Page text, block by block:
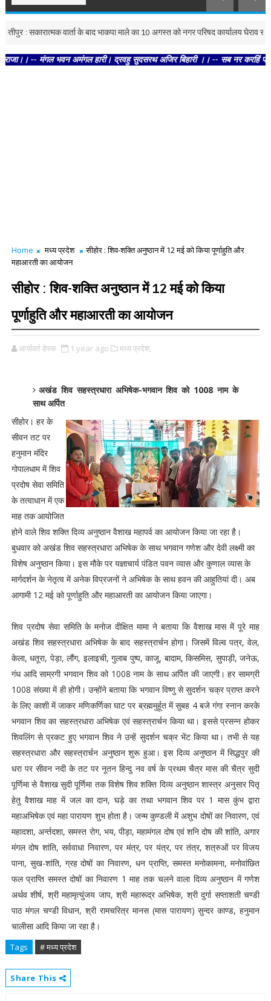
: सकारात्मक वार्ता के बाद भाकपा माले का 10 अगस्त को नगर परिषद कार्यालय घेराव स्थगित
-- मंगल भवन अमंगल हारी। द्रवहु सुदसरथ अजिर बिहारी ।। -- सब नर करहिं परस्पर
Home मध्य प्रदेश
सीहोर : शिव-शक्ति अनुष्ठान में 12 मई को किया पूर्णाहुति और
महाआरती का आयोजन
सीहोर : शिव-शक्ति अनुष्ठान में 12 मई को किया
पूर्णाहुति और महाआरती का आयोजन
आर्यावर्त डेस्क 1 year ago मध्य प्रदेश,
अखंड शिव सहस्त्रधारा अभिषेक-भगवान शिव को 1008 नाम के
साथ अर्पित
सीहोर। हर के
सीवन तट पर
हनुमान मंदिर
गोपालधाम में शिव
प्रदोष सेवा समिति
के तत्वाधान में एक
माह तक आयोजित
होने वाले शिव शक्ति दिव्य अनुष्ठान वैशाख महापर्व का आयोजन किया जा रहा है।
बुधवार को अखंड शिव सहस्त्रधारा अभिषेक के साथ भगवान गणेश और देवी लक्ष्मी का
विशेष अनुष्ठान किया। इस मौके पर यज्ञाचार्य पंडित पवन व्यास और कुणाल व्यास के
मार्गदर्शन के नेतृत्व में अनेक विप्रजनों ने अभिषेक के साथ हवन की आहुतियां दी। अब
आगामी 12 मई को पूर्णाहुति और महाआरती का आयोजन किया जाएगा।
शिव प्रदोष सेवा समिति के मनोज दीक्षित मामा ने बताया कि वैशाख मास में पूरे माह
अखंड शिव सहस्त्रधारा अभिषेक के बाद सहस्त्रार्चन होगा। जिसमें विल्व पत्र, वेल,
केला, धतूरा, पेड़ा, लौंग, इलाइची, गुलाब पुष्प, काजू, बादाम, किसमिस, सुपाड़ी, जनेऊ,
गंध आदि साम्रगी भगवान शिव को 1008 नाम के साथ अर्पित की जाएगी। हर सामग्री
1008 संख्या में ही होगी। उन्होंने बताया कि भगवान विष्णु से सुदर्शन चक्र प्राप्त करने
के लिए काशी में जाकर मणिकर्णिका घाट पर ब्रह्ममुर्हूत में सुबह 4 बजे गंगा स्नान करके
भगवान शिव का सहस्त्रधारा अभिषेक एवं सहस्त्रार्चन किया था। इससे प्रसन्न होकर
शिवलिंग से प्रकट हुए भगवान शिव ने उन्हें सुदर्शन चक्र भेंट किया था। तभी से यह
सहस्त्रधारा और सहस्त्रार्चन अनुष्ठान शुरू हुआ। इस दिव्य अनुष्ठान में सिद्धपुर की
धरा पर सीवन नदी के तट पर नूतन हिन्दु नव वर्ष के प्रथम चैत्र मास की चैत्र सुदी
पूर्णिमा से वैशाख सुदी पूर्णिमा तक विशेष शिव शक्ति दिव्य अनुष्ठान शास्त्र अनुसार पितृ
हेतु वैशाख माह में जल का दान, घड़े का तथा भगवान शिव पर 1 मास कुंभ द्वारा
महाअभिषेक एवं महा पारायण शुभ होता है। जन्म कुण्डली में अशुभ दोषों का निवारण, एवं
महादशा, अर्न्तदशा, समस्त रोग, भय, पीड़ा, महामंगल दोष एवं शनि दोष की शांति, अगार
मंगल दोष शांति, सर्ववाधा निवारण, पर मंत्र, पर यंत्र, पर तंत्र, शत्रुओं पर विजय
पाना, सुख-शांति, ग्रह दोषों का निवारण, धन प्राप्ति, समस्त मनोकामना, मनोवांछित
फल प्राप्ति समस्त दोषों का निवारण 1 माह तक चलने वाला दिव्य अनुष्ठान में गणेश
अर्थव शीर्ष, श्री महामृत्युंजय जाप, श्री महारूद्र अभिषेक, श्री दुर्गा सप्ताशती चण्डी
पाठ मंगल चण्डी विधान, श्री रामचरित्र मानस (मास पारायण) सुन्दर काण्ड, हनुमान
चालीसा आदि किया जा रहा है।
Tags # मध्य प्रदेश
Share This